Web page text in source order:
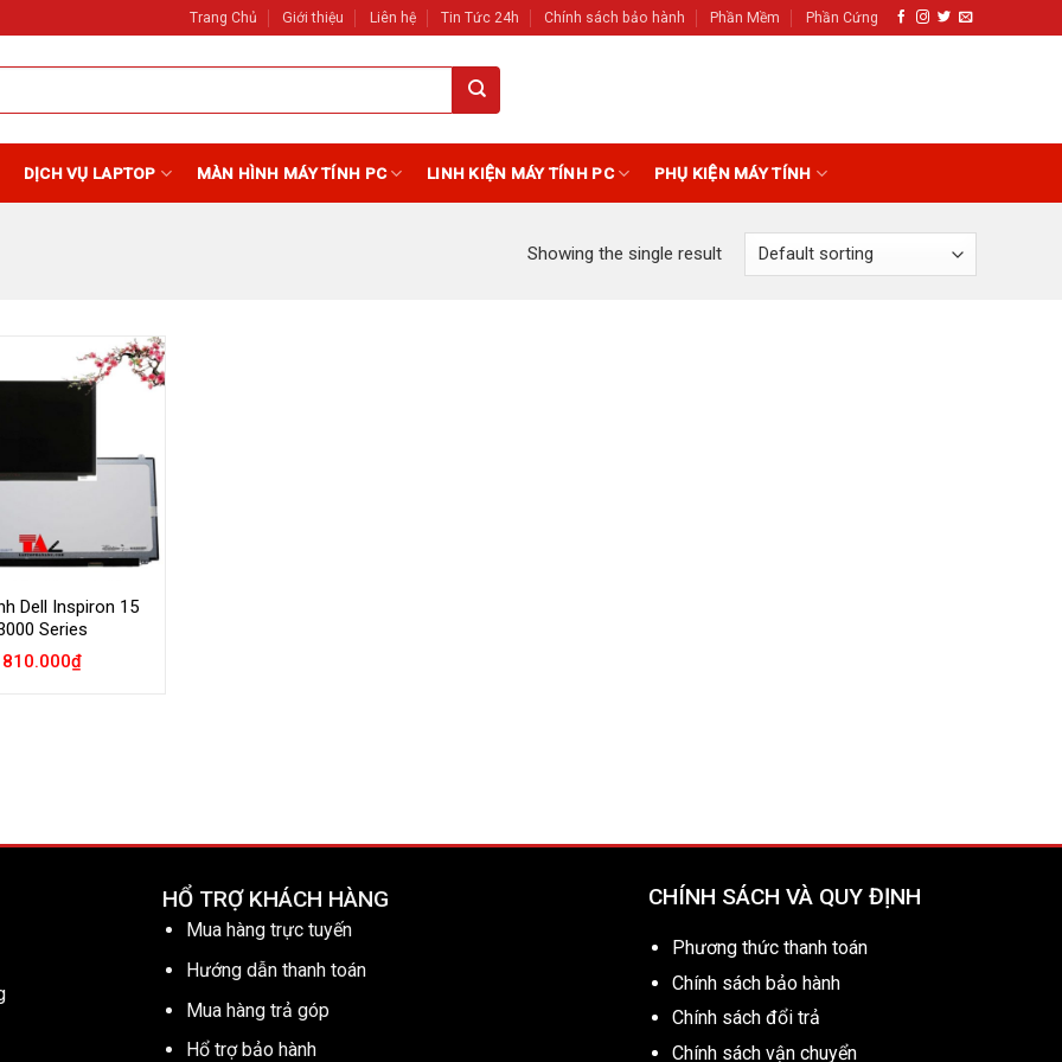
Trang Chủ Giới thiệu Liên hệ Tin Tức 24h Chính sách bảo hành Phần Mềm Phần Cứng
DỊCH VỤ LAPTOP MÀN HÌNH MÁY TÍNH PC LINH KIỆN MÁY TÍNH PC PHỤ KIỆN MÁY TÍNH
Showing the single result
Dell Inspiron 15
Series
810.000₫
HỔ TRỢ KHÁCH HÀNG
Mua hàng trực tuyến
Hướng dẫn thanh toán
Mua hàng trả góp
Hổ trợ bảo hành
CHÍNH SÁCH VÀ QUY ĐỊNH
Phương thức thanh toán
Chính sách bảo hành
Chính sách đổi trả
Chính sách vận chuyển